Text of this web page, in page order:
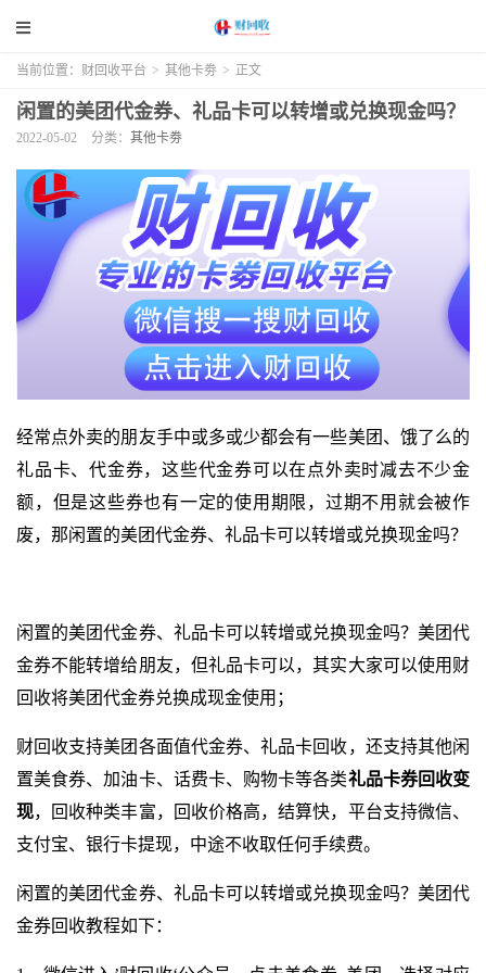
当前位置： 财回收平台 > 其他卡劵 > 正文
闲置的美团代金券、礼品卡可以转增或兑换现金吗？
2022-05-02 分类： 其他卡劵
经常点外卖的朋友手中或多或少都会有一些美团、饿了么的
礼品卡、代金券，这些代金券可以在点外卖时减去不少金
额，但是这些券也有一定的使用期限，过期不用就会被作
废，那闲置的美团代金券、礼品卡可以转增或兑换现金吗？
闲置的美团代金券、礼品卡可以转增或兑换现金吗？美团代
金券不能转增给朋友，但礼品卡可以，其实大家可以使用财
回收将美团代金券兑换成现金使用；
财回收支持美团各面值代金券、礼品卡回收，还支持其他闲
置美食券、加油卡、话费卡、购物卡等各类礼品卡券回收变
现，回收种类丰富，回收价格高，结算快，平台支持微信、
支付宝、银行卡提现，中途不收取任何手续费。
闲置的美团代金券、礼品卡可以转增或兑换现金吗？美团代
金券回收教程如下：